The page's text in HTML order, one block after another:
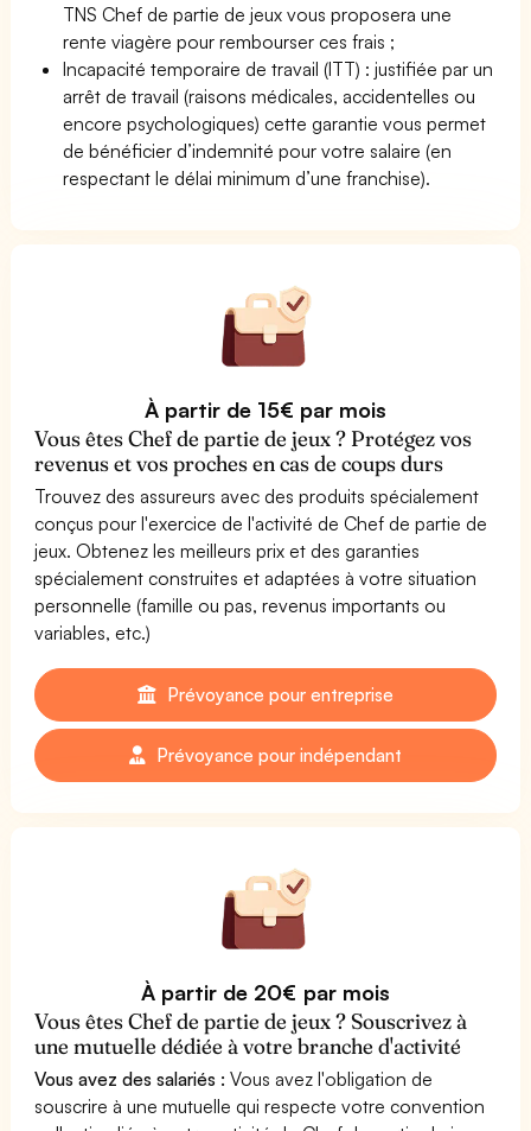
TNS Chef de partie de jeux vous proposera une
rente viagère pour rembourser ces frais ;
Incapacité temporaire de travail (ITT) : justifiée par un
arrêt de travail (raisons médicales, accidentelles ou
encore psychologiques) cette garantie vous permet
de bénéficier d’indemnité pour votre salaire (en
respectant le délai minimum d’une franchise).
À partir de 15€ par mois
Vous êtes Chef de partie de jeux ? Protégez vos
revenus et vos proches en cas de coups durs
Trouvez des assureurs avec des produits spécialement
conçus pour l'exercice de l'activité de Chef de partie de
jeux. Obtenez les meilleurs prix et des garanties
spécialement construites et adaptées à votre situation
personnelle (famille ou pas, revenus importants ou
variables, etc.)
Prévoyance pour entreprise
Prévoyance pour indépendant
À partir de 20€ par mois
Vous êtes Chef de partie de jeux ? Souscrivez à
une mutuelle dédiée à votre branche d'activité
Vous avez des salariés : Vous avez l'obligation de
souscrire à une mutuelle qui respecte votre convention